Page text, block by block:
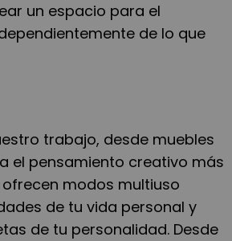
un espacio para el
de lo que
trabajo, desde muebles
el pensamiento creativo más
modos multiuso
de tu vida personal y
de tu personalidad. Desde